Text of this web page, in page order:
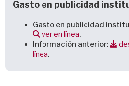
Gasto en publicidad
Gasto en publicidad
ver en línea.
Información anterior:
línea.